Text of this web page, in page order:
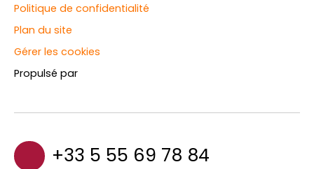
Politique de confidentialité
Plan du site
Gérer les cookies
Propulsé par
+33 5 55 69 78 84